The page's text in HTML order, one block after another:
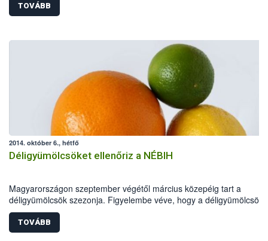
minőségi problémákon túl a Lacikonyha Magyarország Kft. által
forgalmazott, 2014. november 25-i minőség megőrzési idejű
TOVÁBB
2014. október 6., hétfő
Déligyümölcsöket ellenőriz a NÉBIH
Magyarországon szeptember végétől március közepéig tart a
déligyümölcsök szezonja. Figyelembe véve, hogy a déligyümölcsök
minősége a szezon kezdeti szakaszában nem mindig kielégítő, Dr.
Fazekas Sándor földművelésügyi miniszter elrendelte, hogy a
kiemelten ellenőrizze e termékek minőségét. Az ellenőrzések során
TOVÁBB